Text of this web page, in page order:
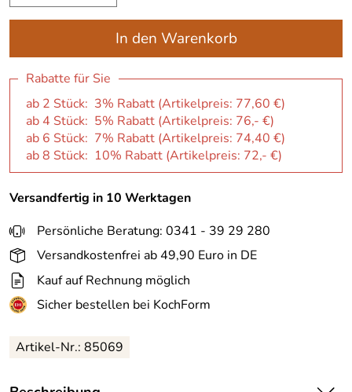
In den Warenkorb
Rabatte für Sie
ab 2 Stück: 3% Rabatt (Artikelpreis: 77,60 €)
ab 4 Stück: 5% Rabatt (Artikelpreis: 76,- €)
ab 6 Stück: 7% Rabatt (Artikelpreis: 74,40 €)
ab 8 Stück: 10% Rabatt (Artikelpreis: 72,- €)
Versandfertig in 10 Werktagen
Persönliche Beratung: 0341 - 39 29 280
Versandkostenfrei ab 49,90 Euro in DE
Kauf auf Rechnung möglich
Sicher bestellen bei KochForm
Artikel-Nr.: 85069